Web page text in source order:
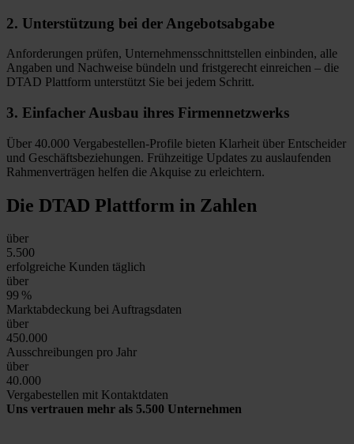
2. Unterstützung bei der Angebotsabgabe
Anforderungen prüfen, Unternehmensschnittstellen einbinden, alle
Angaben und Nachweise bündeln und fristgerecht einreichen – die
DTAD Plattform unterstützt Sie bei jedem Schritt.
3. Einfacher Ausbau ihres Firmennetzwerks
Über 40.000 Vergabestellen-Profile bieten Klarheit über Entscheider
und Geschäftsbeziehungen. Frühzeitige Updates zu auslaufenden
Rahmenverträgen helfen die Akquise zu erleichtern.
Die DTAD Plattform in Zahlen
über
5.500
erfolgreiche Kunden täglich
über
99 %
Marktabdeckung bei Auftragsdaten
über
450.000
Ausschreibungen pro Jahr
über
40.000
Vergabestellen mit Kontaktdaten
Uns vertrauen mehr als 5.500 Unternehmen